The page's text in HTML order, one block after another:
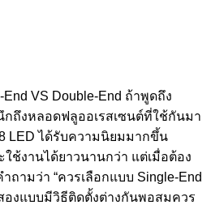
VS Double-End ถ้าพูดถึง
ถึงหลอดฟลูออเรสเซนต์ที่ใช้กันมา
LED ได้รับความนิยมมากขึ้น
ใช้งานได้ยาวนานกว่า แต่เมื่อต้อง
ถามว่า “ควรเลือกแบบ Single-End
องแบบมีวิธีติดตั้งต่างกันพอสมควร